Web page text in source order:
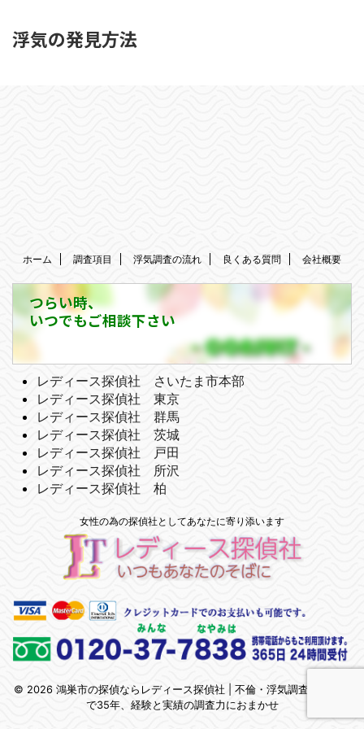
浮気の発見方法
ホーム 調査項目 浮気調査の流れ 良くある質問 会社概要
つらい時、
いつでもご相談下さい
レディース探偵社 さいたま市本部
レディース探偵社 東京
レディース探偵社 群馬
レディース探偵社 茨城
レディース探偵社 戸田
レディース探偵社 所沢
レディース探偵社 柏
女性の為の探偵社としてあなたに寄り添います
© 2026 鴻巣市の探偵ならレディース探偵社 | 不倫・浮気調査 | 埼玉県
で35年、経験と実績の調査力におまかせ